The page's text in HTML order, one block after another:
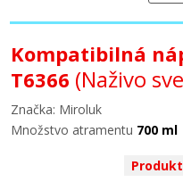
Kompatibilná
T6366 (Naživo
Značka: Miroluk
Množstvo atramentu 700 ml